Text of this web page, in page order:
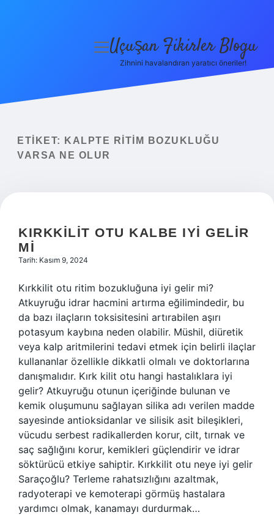
Yasal Uyarı
menüyü
Uçuşan Fikirler Blogu
Zihnini havalandıran yaratıcı öneriler!
ETIKET:
KALPTE RITIM BOZUKLUĞU
VARSA NE OLUR
KIRKKILIT OTU KALBE IYI GELIR
MI
Tarih: Kasım 9, 2024
Kırkkilit otu ritim bozukluğuna iyi gelir mi?
Atkuyruğu idrar hacmini artırma eğilimindedir, bu
da bazı ilaçların toksisitesini artırabilen aşırı
potasyum kaybına neden olabilir. Müshil, diüretik
veya kalp aritmilerini tedavi etmek için belirli ilaçlar
kullananlar özellikle dikkatli olmalı ve doktorlarına
danışmalıdır. Kırk kilit otu hangi hastalıklara iyi
gelir? Atkuyruğu otunun içeriğinde bulunan ve
kemik oluşumunu sağlayan silika adı verilen madde
sayesinde antioksidanlar ve silisik asit bileşikleri,
vücudu serbest radikallerden korur, cilt, tırnak ve
saç sağlığını korur, kemikleri güçlendirir ve idrar
söktürücü etkiye sahiptir. Kırkkilit otu neye iyi gelir
Saraçoğlu? Terleme rahatsızlığını azaltmak,
radyoterapi ve kemoterapi görmüş hastalara
yardımcı olmak, kanamayı durdurmak…